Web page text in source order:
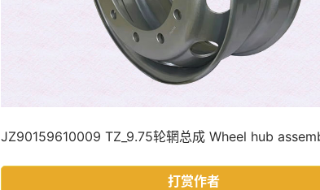
JZ90159610009 TZ_9.75轮辋总成 Wheel hub
打赏作者